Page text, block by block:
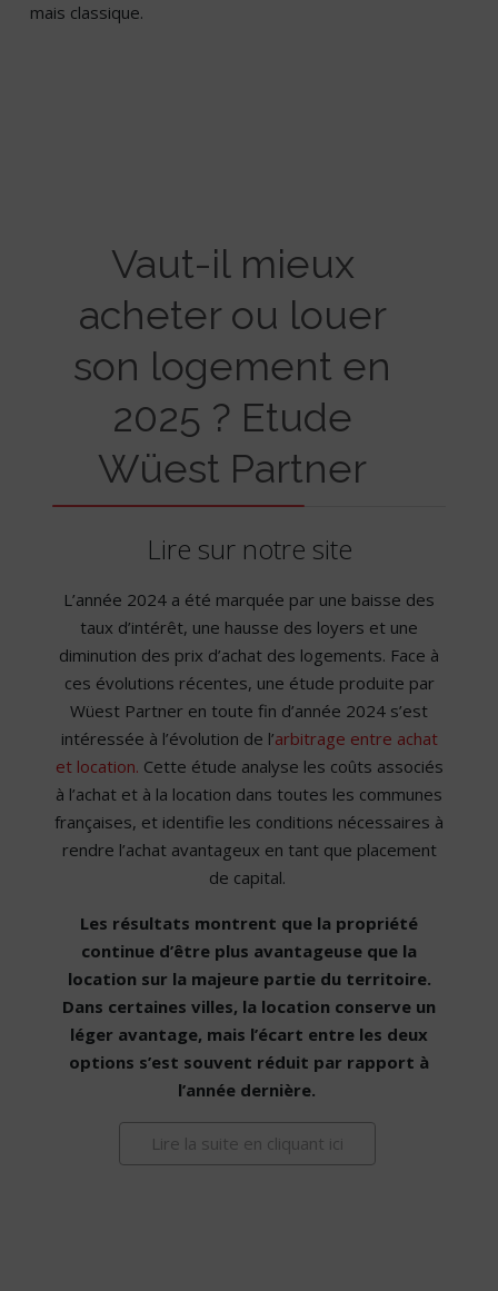
mais classique.
Vaut-il mieux
acheter ou louer
son logement en
2025 ? Etude
Wüest Partner
Lire sur notre site
L’année 2024 a été marquée par une baisse des
taux d’intérêt, une hausse des loyers et une
diminution des prix d’achat des logements. Face à
ces évolutions récentes, une étude produite par
Wüest Partner en toute fin d’année 2024 s’est
intéressée à l’évolution de l’arbitrage entre achat
et location. Cette étude analyse les coûts associés
à l’achat et à la location dans toutes les communes
françaises, et identifie les conditions nécessaires à
rendre l’achat avantageux en tant que placement
de capital.
Les résultats montrent que la propriété
continue d’être plus avantageuse que la
location sur la majeure partie du territoire.
Dans certaines villes, la location conserve un
léger avantage, mais l’écart entre les deux
options s’est souvent réduit par rapport à
l’année dernière.
Lire la suite en cliquant ici